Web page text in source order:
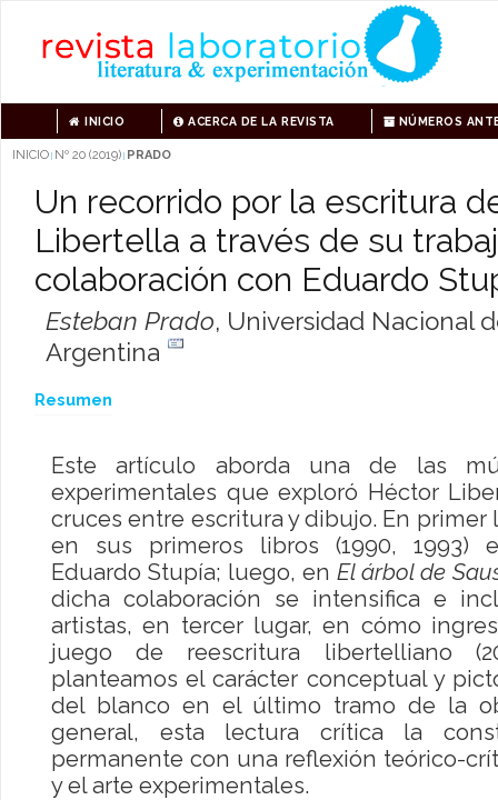
INICIO ACERCA DE LA REVISTA NÚMEROS
INICIO | Nº 20 (2019) | PRADO
Un recorrido por la escritura
Libertella a través de su
colaboración con Eduardo
Esteban Prado, Universidad Nacional
Argentina
Resumen
Este artículo aborda una de las
experimentales que exploró Héctor
cruces entre escritura y dibujo. En primer
en sus primeros libros (1990, 1993)
Eduardo Stupía; luego, en El árbol de
dicha colaboración se intensifica e
artistas, en tercer lugar, en cómo
juego de reescritura libertelliano
planteamos el carácter conceptual y
del blanco en el último tramo de la
general, esta lectura crítica la
permanente con una reflexión teórico-
y el arte experimentales.